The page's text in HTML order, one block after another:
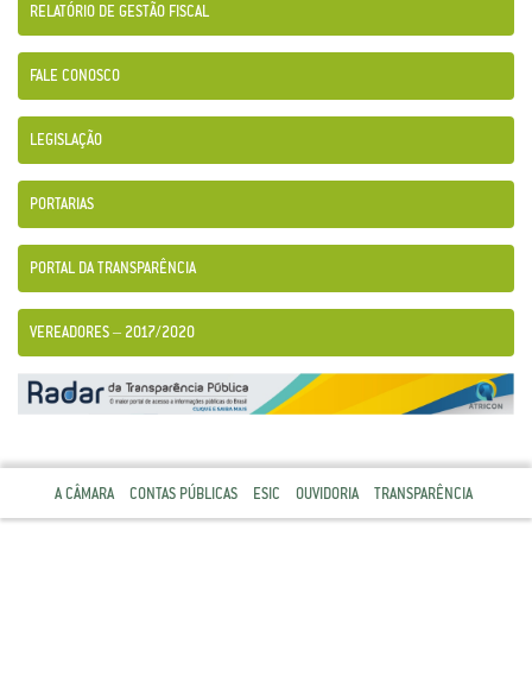
RELATÓRIO DE GESTÃO FISCAL
FALE CONOSCO
LEGISLAÇÃO
PORTARIAS
PORTAL DA TRANSPARÊNCIA
VEREADORES – 2017/2020
A CÂMARA CONTAS PÚBLICAS ESIC OUVIDORIA TRANSPARÊNCIA